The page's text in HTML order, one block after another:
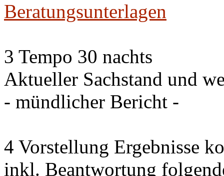
Beratungsunterlagen
3 Tempo 30 nachts
Aktueller Sachstand und
- mündlicher Bericht -
4 Vorstellung Ergebnisse
inkl. Beantwortung